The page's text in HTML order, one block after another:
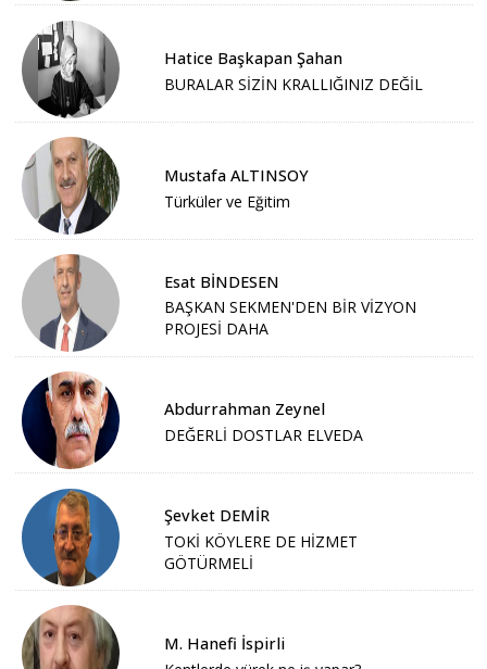
Hatice Başkapan Şahan
BURALAR SİZİN KRALLIĞINIZ DEĞİL
Mustafa ALTINSOY
Türküler ve Eğitim
Esat BİNDESEN
BAŞKAN SEKMEN'DEN BİR VİZYON
PROJESİ DAHA
Abdurrahman Zeynel
DEĞERLİ DOSTLAR ELVEDA
Şevket DEMİR
TOKİ KÖYLERE DE HİZMET
GÖTÜRMELİ
M. Hanefi İspirli